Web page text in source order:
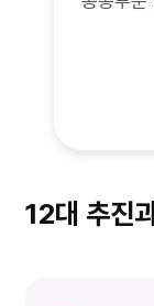
12대 추진